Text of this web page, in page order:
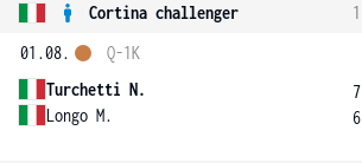
Cortina challenger 1
01.08.
Turchetti N.
Longo M.
Q-1K
7
6